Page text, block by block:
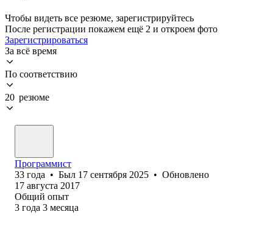
Чтобы видеть все резюме, зарегистрируйтесь
После регистрации покажем ещё 2 и откроем фото
Зарегистрироваться
За всё время
По соответствию
20 резюме
Программист
33 года • Был 17 сентября 2025 • Обновлено
17 августа 2017
Общий опыт
3 года 3 месяца